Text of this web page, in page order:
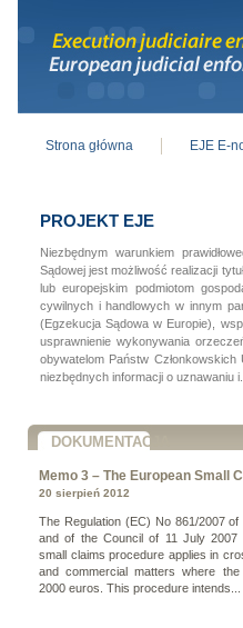
PROJEKT EJE
Niezbędnym warunkiem
Sądowej jest możliwość realizacji
lub europejskim podmiotom
cywilnych i handlowych w innym
(Egzekucja Sądowa w Europie),
usprawnienie wykonywania
obywatelom Państw
niezbędnych informacji o uznawaniu
DOKUMENTACJA
Memo 3 – The European Small
20 sierpień 2012
The Regulation (EC) No 861/2007
and of the Council of 11 July 2007
small claims procedure applies in
and commercial matters where
2000 euros. This procedure intends...
Strona główna EJE E-